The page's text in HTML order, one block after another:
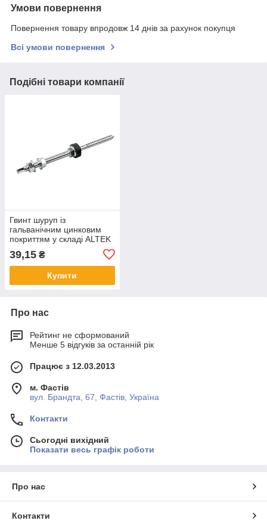
Умови повернення
Повернення товару впродовж 14 днів за рахунок покупця
Всі умови повернення
Подібні товари компанії
Гвинт шуруп із
гальванічним цинковим
покриттям у складі ALTEK
39,15 ₴
Купити
Про нас
Рейтинг не сформований
Менше 5 відгуків за останній рік
Працює з 12.03.2013
м. Фастів
вул. Брандта, 67, Фастів, Україна
Контакти
Сьогодні вихідний
Показати весь графік роботи
Про нас
Контакти